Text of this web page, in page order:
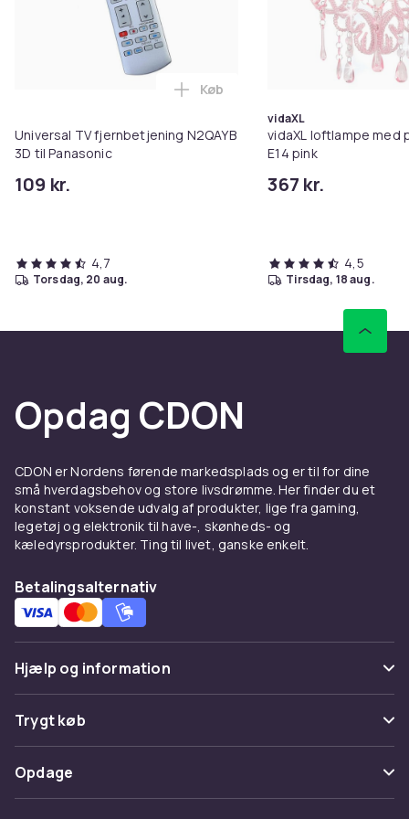
Produktsikkerhedsinformation
Universal TV fjernbetjening N2QAYB
3D til Panasonic
109 kr.
Læg Universal TV
Køb
4,7
torsdag, 20 aug.
vidaXL
vidaXL loftlampe med
E14 pink
367 kr.
4,5
tirsdag, 18 aug.
Opdag CDON
CDON er Nordens førende markedsplads og er til for dine
små hverdagsbehov og store livsdrømme. Her finder du et
konstant voksende udvalg af produkter, lige fra gaming,
legetøj og elektronik til have-, skønheds- og
kæledyrsprodukter. Ting til livet, ganske enkelt.
Betalingsalternativ
Hjælp og information
Ofte stillede spørgsmål
Spor pakke
Fortryd & returner her
Trygt køb
Betaling
Levering
Opdage